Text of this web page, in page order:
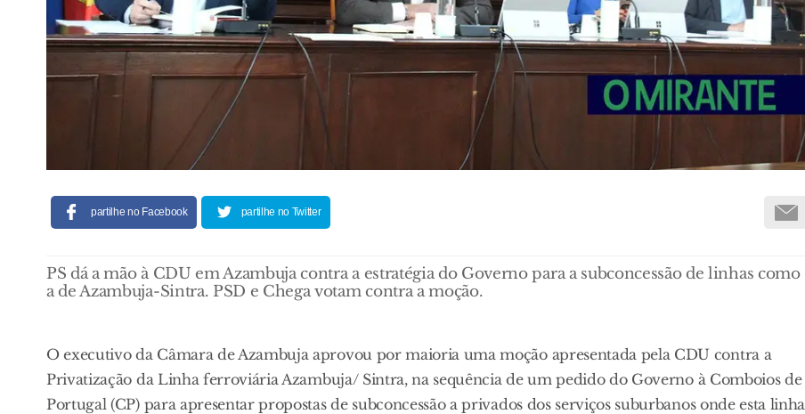
partilhe no Facebook partilhe no Twitter
PS dá a mão à CDU em Azambuja contra a estratégia do Governo para a subconcessão de linhas como
a de Azambuja-Sintra. PSD e Chega votam contra a moção.
O executivo da Câmara de Azambuja aprovou por maioria uma moção apresentada pela CDU contra a
Privatização da Linha ferroviária Azambuja/ Sintra, na sequência de um pedido do Governo à Comboios de
Portugal (CP) para apresentar propostas de subconcessão a privados dos serviços suburbanos onde esta linha